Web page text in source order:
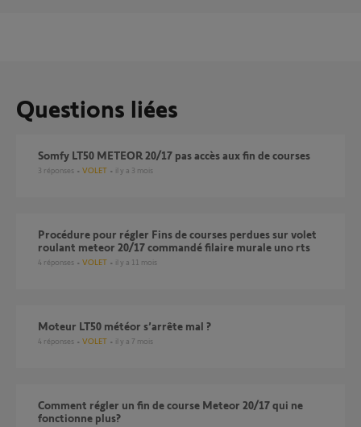
Questions liées
Somfy LT50 METEOR 20/17 pas accès aux fin de courses
3 réponses VOLET il y a 3 mois
Procédure pour régler Fins de courses perdues sur volet
roulant meteor 20/17 commandé filaire murale uno rts
4 réponses VOLET il y a 11 mois
Moteur LT50 météor s’arrête mal ?
4 réponses VOLET il y a 7 mois
Comment régler un fin de course Meteor 20/17 qui ne
fonctionne plus?